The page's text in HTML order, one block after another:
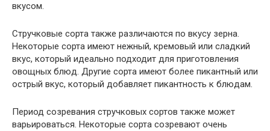
вкусом.
Стручковые сорта также различаются по вкусу зерна.
Некоторые сорта имеют нежный, кремовый или сладкий
вкус, который идеально подходит для приготовления
овощных блюд. Другие сорта имеют более пикантный или
острый вкус, который добавляет пикантность к блюдам.
Период созревания стручковых сортов также может
варьироваться. Некоторые сорта созревают очень